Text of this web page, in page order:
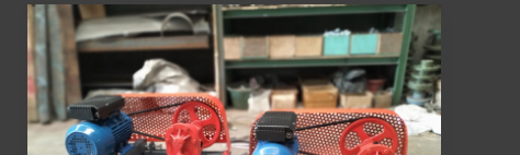
Jual
Gear
Pump
untuk
Oli